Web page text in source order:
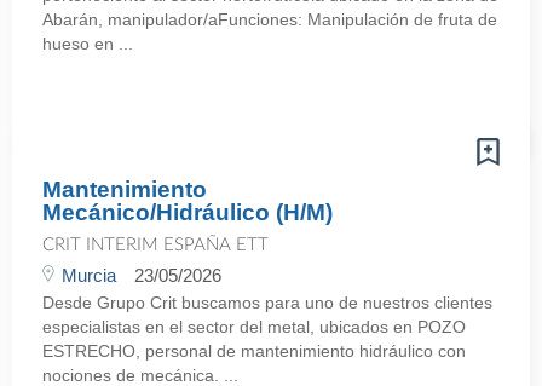
Abarán, manipulador/aFunciones: Manipulación de fruta de
hueso en ...
Mantenimiento
Mecánico/Hidráulico (H/M)
CRIT INTERIM ESPAÑA ETT
Murcia 23/05/2026
Desde Grupo Crit buscamos para uno de nuestros clientes
especialistas en el sector del metal, ubicados en POZO
ESTRECHO, personal de mantenimiento hidráulico con
nociones de mecánica. ...